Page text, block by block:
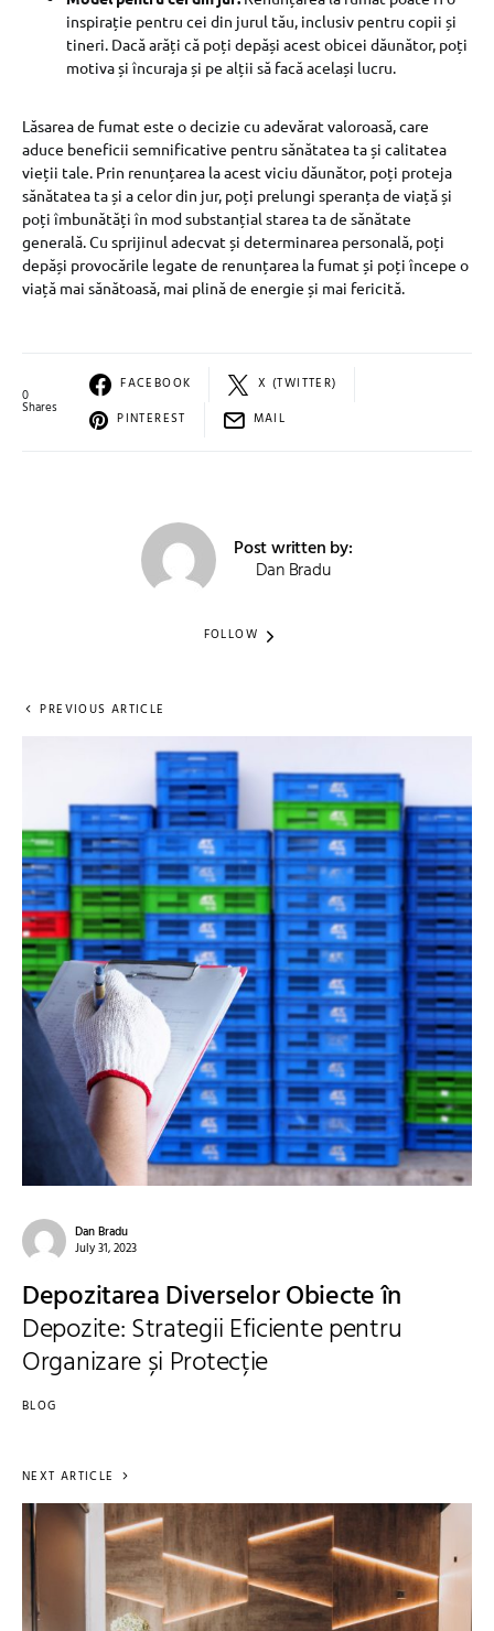
inspirație pentru cei din jurul tău, inclusiv pentru copii și
tineri. Dacă arăți că poți depăși acest obicei dăunător, poți
motiva și încuraja și pe alții să facă același lucru.
Lăsarea de fumat este o decizie cu adevărat valoroasă, care
aduce beneficii semnificative pentru sănătatea ta și calitatea
vieții tale. Prin renunțarea la acest viciu dăunător, poți proteja
sănătatea ta și a celor din jur, poți prelungi speranța de viață și
poți îmbunătăți în mod substanțial starea ta de sănătate
generală. Cu sprijinul adecvat și determinarea personală, poți
depăși provocările legate de renunțarea la fumat și poți începe o
viață mai sănătoasă, mai plină de energie și mai fericită.
0
Shares
FACEBOOK
X (TWITTER)
PINTEREST
MAIL
Post written by:
Dan Bradu
FOLLOW
PREVIOUS ARTICLE
Dan Bradu
July 31, 2023
Depozitarea Diverselor Obiecte în
Depozite: Strategii Eficiente pentru
Organizare și Protecție
BLOG
NEXT ARTICLE